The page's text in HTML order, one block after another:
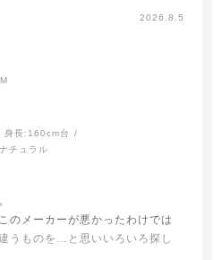
2026.8.5
身長: 160cm台
チュラル
のメーカーが悪かったわけでは
うものを…と思いいろいろ探し